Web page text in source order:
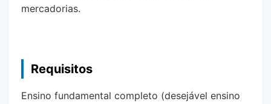
mercadorias.
Requisitos
Ensino fundamental completo (desejável ensino